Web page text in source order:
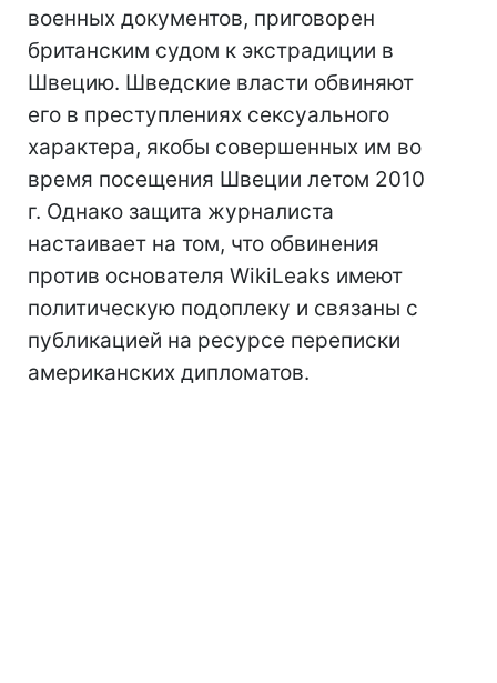
военных документов, приговорен
британским судом к экстрадиции в
Швецию. Шведские власти обвиняют
его в преступлениях сексуального
характера, якобы совершенных им во
время посещения Швеции летом 2010
г. Однако защита журналиста
настаивает на том, что обвинения
против основателя WikiLeaks имеют
политическую подоплеку и связаны с
публикацией на ресурсе переписки
американских дипломатов.